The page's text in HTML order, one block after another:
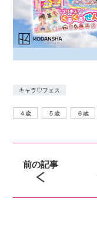
キャラ♡フェス
４歳 ５歳 ６歳
前の記事